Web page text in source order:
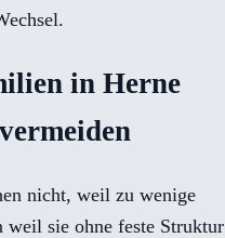
in Herne
nicht, weil zu wenige
sie ohne feste Struktur